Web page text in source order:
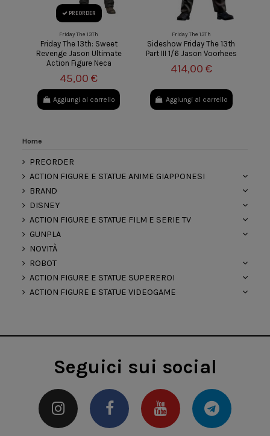
PREORDER
Friday The 13Th
Friday The 13th: Sweet
Revenge Jason Ultimate
Action Figure Neca
45,00 €
Aggiungi al carrello
Friday The 13Th
Sideshow Friday The 13th
Part III 1/6 Jason Voorhees
414,00 €
Aggiungi al carrello
Home
PREORDER
ACTION FIGURE E STATUE ANIME GIAPPONESI
BRAND
DISNEY
ACTION FIGURE E STATUE FILM E SERIE TV
GUNPLA
NOVITÀ
ROBOT
ACTION FIGURE E STATUE SUPEREROI
ACTION FIGURE E STATUE VIDEOGAME
Seguici sui social